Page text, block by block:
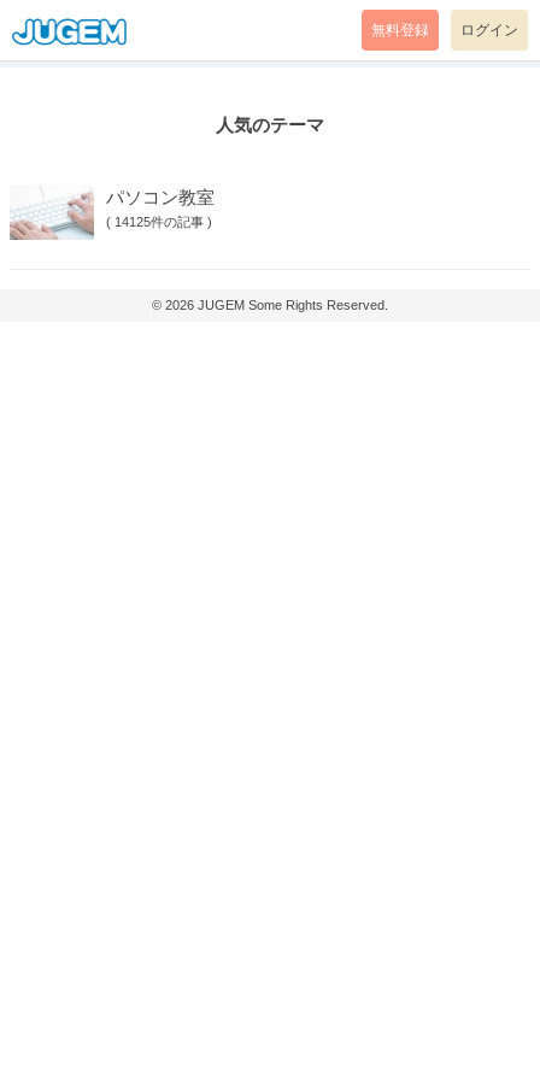
無料登録 ログイン
人気のテーマ
パソコン教室
( 14125件の記事 )
© 2026 JUGEM Some Rights Reserved.